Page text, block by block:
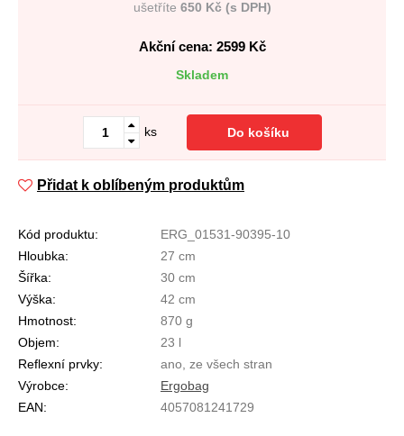
ušetříte 650 Kč (s DPH)
Akční cena: 2599Kč
Skladem
ks Do košíku
Přidat k oblíbeným produktům
Kód produktu:
ERG_01531-90395-10
Hloubka:
27 cm
Šířka:
30 cm
Výška:
42 cm
Hmotnost:
870 g
Objem:
23 l
Reflexní prvky:
ano, ze všech stran
Výrobce:
Ergobag
EAN:
4057081241729